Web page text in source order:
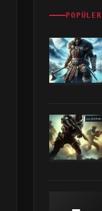
POPÜLER